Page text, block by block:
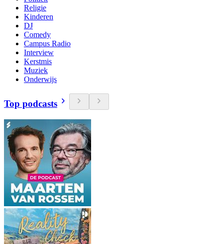
Religie
Kinderen
DJ
Comedy
Campus Radio
Interview
Kerstmis
Muziek
Onderwijs
Top podcasts